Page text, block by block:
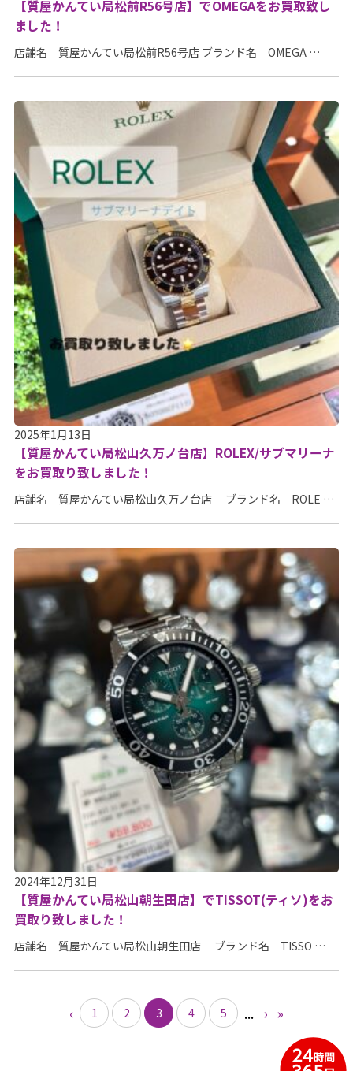
【質屋かんてい局松前R56号店】でOMEGAをお買取致し
ました！
店舗名 質屋かんてい局松前R56号店 ブランド名 OMEGA …
2025年1月13日
【質屋かんてい局松山久万ノ台店】ROLEX/サブマリーナ
をお買取り致しました！
店舗名 質屋かんてい局松山久万ノ台店 ブランド名 ROLE …
2024年12月31日
【質屋かんてい局松山朝生田店】でTISSOT(ティソ)をお
買取り致しました！
店舗名 質屋かんてい局松山朝生田店 ブランド名 TISSO …
‹ 1 2 3 4 5 ... › »